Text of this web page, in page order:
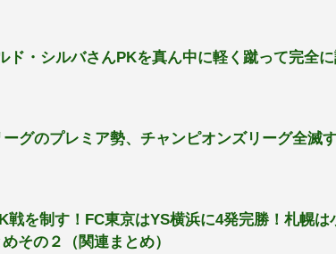
・シルバさんPKを真ん中に軽く蹴って完全
グのプレミア勢、チャンピオンズリーグ全滅
を制す！FC東京はYS横浜に4発完勝！札幌は
その２（関連まとめ）